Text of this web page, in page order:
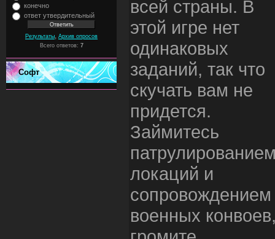
конечно
ответ утвердительный
Результаты Архив опросов
Всего ответов: 7
Софт
всей страны. В
этой игре нет
одинаковых
заданий, так что
скучать вам не
придется.
Займитесь
локаций и
сопровождением
военных